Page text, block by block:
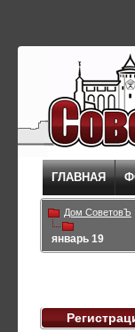
ГЛАВНАЯ
Дом СоветовЪ
январь 19